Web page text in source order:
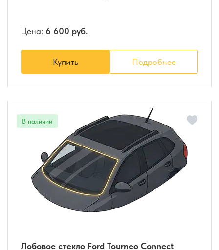
Цена: 6 600 руб.
Купить Подробнее
Лобовое стекло Ford Tourneo Connect